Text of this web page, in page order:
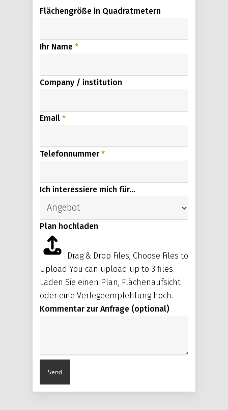
Flächengröße in Quadratmetern
Ihr Name *
Company / institution
Email *
Telefonnummer *
Ich interessiere mich für...
Plan hochladen
Drag & Drop Files, Choose Files to
Upload You can upload up to 3 files.
Laden Sie einen Plan, Flächenaufsicht
oder eine Verlegeempfehlung hoch.
Kommentar zur Anfrage (optional)
Send